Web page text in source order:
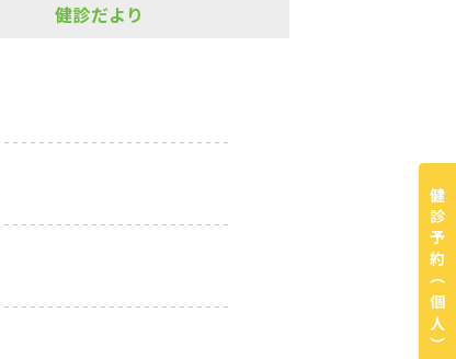
健診予約
（個人）
健診だより